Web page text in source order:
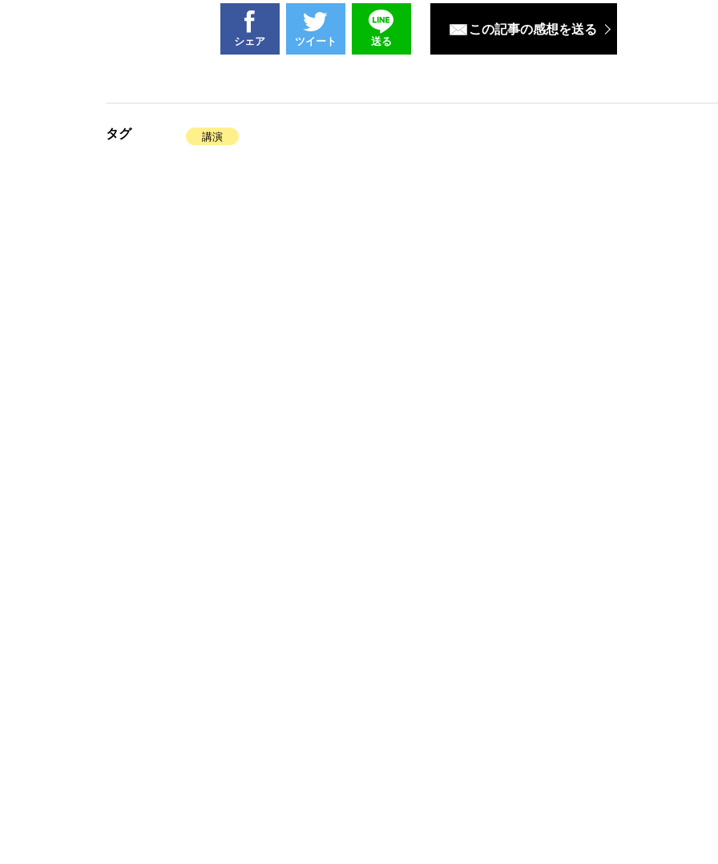
シェア ツイート 送る
この記事の感想を送る
タグ 講演